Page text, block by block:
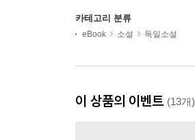
카테고리 분류
eBook 소설 독일소설
이 상품의 이벤트 (13개)